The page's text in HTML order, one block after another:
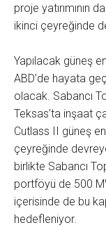
proje yatırımının
ikinci çeyreğinde
Yapılacak güneş
ABD’de hayata
olacak. Sabancı
Teksas’ta inşaat
Cutlass II güneş
çeyreğinde
birlikte Sabancı
portföyü de 500
içerisinde de bu
hedefleniyor.